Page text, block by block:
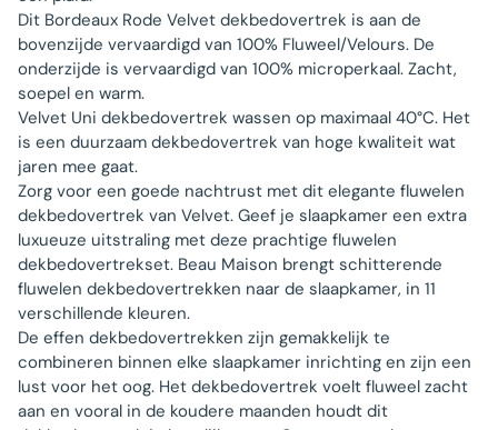
Dit Bordeaux Rode Velvet dekbedovertrek is aan de
bovenzijde vervaardigd van 100% Fluweel/Velours. De
onderzijde is vervaardigd van 100% microperkaal. Zacht,
soepel en warm.
Velvet Uni dekbedovertrek wassen op maximaal 40°C. Het
is een duurzaam dekbedovertrek van hoge kwaliteit wat
jaren mee gaat.
Zorg voor een goede nachtrust met dit elegante fluwelen
dekbedovertrek van Velvet. Geef je slaapkamer een extra
luxueuze uitstraling met deze prachtige fluwelen
dekbedovertrekset. Beau Maison brengt schitterende
fluwelen dekbedovertrekken naar de slaapkamer, in 11
verschillende kleuren.
De effen dekbedovertrekken zijn gemakkelijk te
combineren binnen elke slaapkamer inrichting en zijn een
lust voor het oog. Het dekbedovertrek voelt fluweel zacht
aan en vooral in de koudere maanden houdt dit